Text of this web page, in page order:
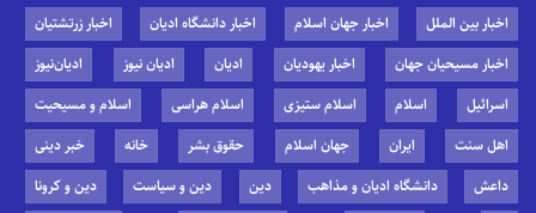
اخبار بین الملل
اخبار جهان اسلام اخبار دانشگاه ادیان
اخبار زرتشتیان
اخبار مسیحیان جهان
اخبار یهودیان ادیان ادیان نیوز
ادیان‌نیوز
اسرائیل
اسلام اسلام ستیزی اسلام هراسی
اسلام و مسیحیت
اهل سنت
ایران جهان اسلام حقوق بشر خانه
خبر دینی
داعش
دانشگاه ادیان و مذاهب دین دین و سیاست
دین و کرونا